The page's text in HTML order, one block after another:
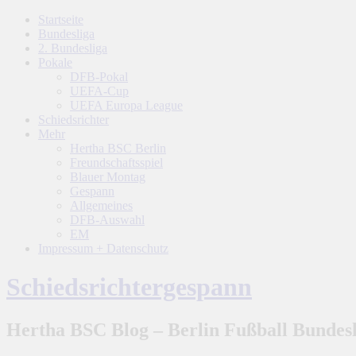
Startseite
Bundesliga
2. Bundesliga
Pokale
DFB-Pokal
UEFA-Cup
UEFA Europa League
Schiedsrichter
Mehr
Hertha BSC Berlin
Freundschaftsspiel
Blauer Montag
Gespann
Allgemeines
DFB-Auswahl
EM
Impressum + Datenschutz
Schiedsrichtergespann
Hertha BSC Blog – Berlin Fußball